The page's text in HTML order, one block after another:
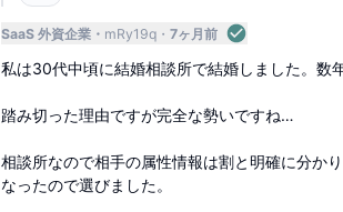
SaaS 外資企業 mRy19q 7ヶ月前
私は30代中頃に結婚相談所で結婚しました。数
踏み切った理由ですが完全な勢いですね…
相談所なので相手の属性情報は割と明確に分か
なったので選びました。